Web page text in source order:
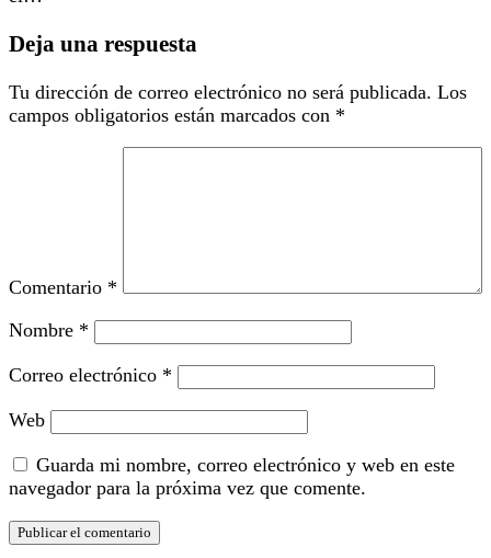
Deja una respuesta
Tu dirección de correo electrónico no será publicada. Los
campos obligatorios están marcados con *
Comentario *
Nombre *
Correo electrónico *
Web
Guarda mi nombre, correo electrónico y web en este
navegador para la próxima vez que comente.